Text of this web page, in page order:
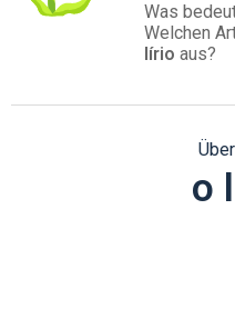
Was
Welchen
lírio aus?
o